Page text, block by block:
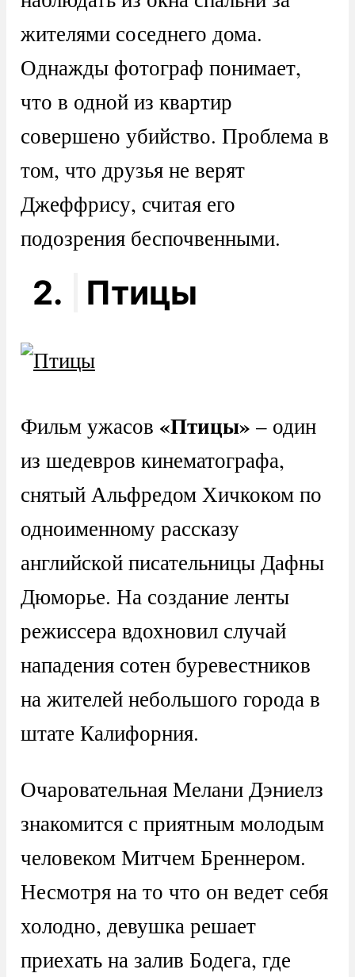
жителями соседнего дома.
Однажды фотограф понимает,
что в одной из квартир
совершено убийство. Проблема в
том, что друзья не верят
Джеффрису, считая его
подозрения беспочвенными.
2. Птицы
Фильм ужасов «Птицы» – один
из шедевров кинематографа,
снятый Альфредом Хичкоком по
одноименному рассказу
английской писательницы Дафны
Дюморье. На создание ленты
режиссера вдохновил случай
нападения сотен буревестников
на жителей небольшого города в
штате Калифорния.
Очаровательная Мелани Дэниелз
знакомится с приятным молодым
человеком Митчем Бреннером.
Несмотря на то что он ведет себя
холодно, девушка решает
приехать на залив Бодега, где